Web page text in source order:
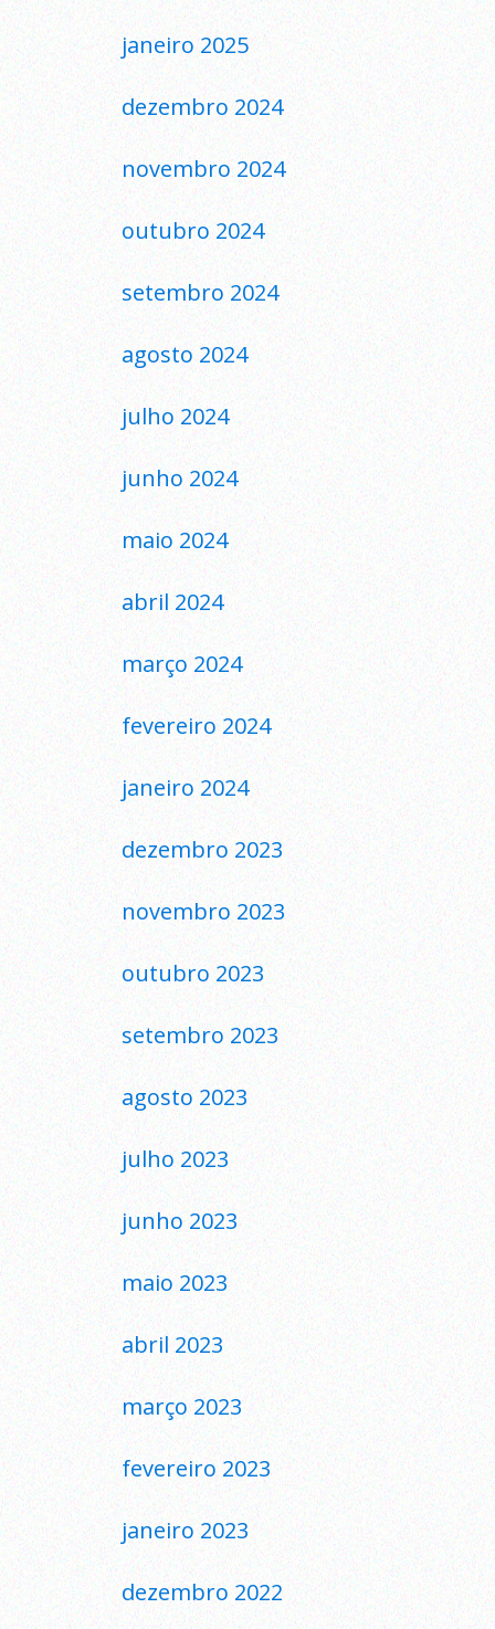
janeiro 2025
dezembro 2024
novembro 2024
outubro 2024
setembro 2024
agosto 2024
julho 2024
junho 2024
maio 2024
abril 2024
março 2024
fevereiro 2024
janeiro 2024
dezembro 2023
novembro 2023
outubro 2023
setembro 2023
agosto 2023
julho 2023
junho 2023
maio 2023
abril 2023
março 2023
fevereiro 2023
janeiro 2023
dezembro 2022